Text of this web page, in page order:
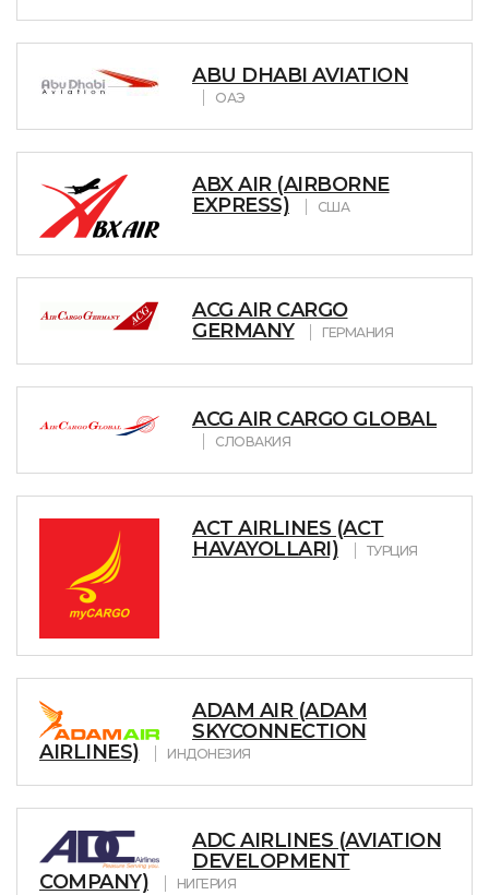
ABU DHABI AVIATION
ОАЭ
ABX AIR (AIRBORNE
EXPRESS)
США
ACG AIR CARGO
GERMANY
ГЕРМАНИЯ
ACG AIR CARGO GLOBAL
СЛОВАКИЯ
ACT AIRLINES (ACT
HAVAYOLLARI)
ТУРЦИЯ
ADAM AIR (ADAM
SKYCONNECTION
AIRLINES)
ИНДОНЕЗИЯ
ADC AIRLINES (AVIATION
DEVELOPMENT
COMPANY)
НИГЕРИЯ